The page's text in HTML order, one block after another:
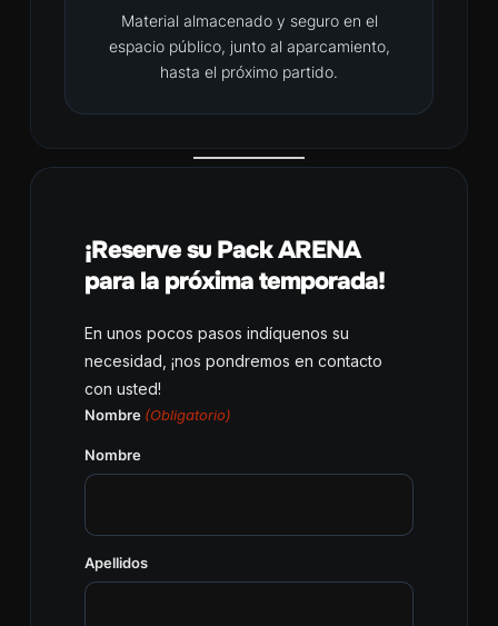
Material almacenado y seguro en el
espacio público, junto al aparcamiento,
hasta el próximo partido.
¡Reserve su Pack ARENA
para la próxima temporada!
En unos pocos pasos indíquenos su
necesidad, ¡nos pondremos en contacto
con usted!
Nombre (Obligatorio)
Nombre
Apellidos